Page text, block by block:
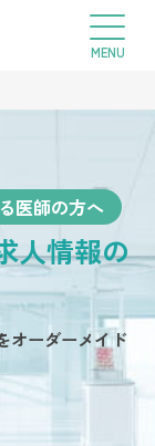
医師の方へ
人情報の
オーダーメイド